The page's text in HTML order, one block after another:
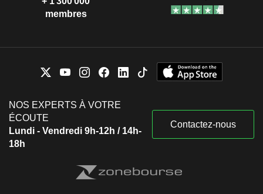
membres
NOS EXPERTS À VOTRE
ÉCOUTE
Lundi - Vendredi 9h-12h / 14h-
18h
Contactez-nous